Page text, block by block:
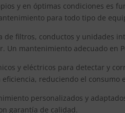
y en óptimas condiciones
para todo tipo de
filtros, conductos y unidades
Un mantenimiento adecuado en
y eléctricos para detectar y
reduciendo el consumo
personalizados y
garantía de calidad.